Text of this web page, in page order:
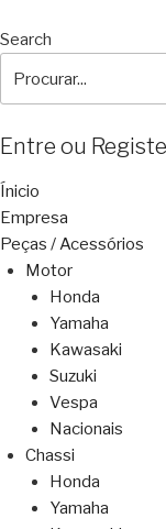
Search
Entre ou
Ínicio
Empresa
Peças / Acessórios
Motor
Honda
Yamaha
Kawasaki
Suzuki
Vespa
Nacionais
Chassi
Honda
Yamaha